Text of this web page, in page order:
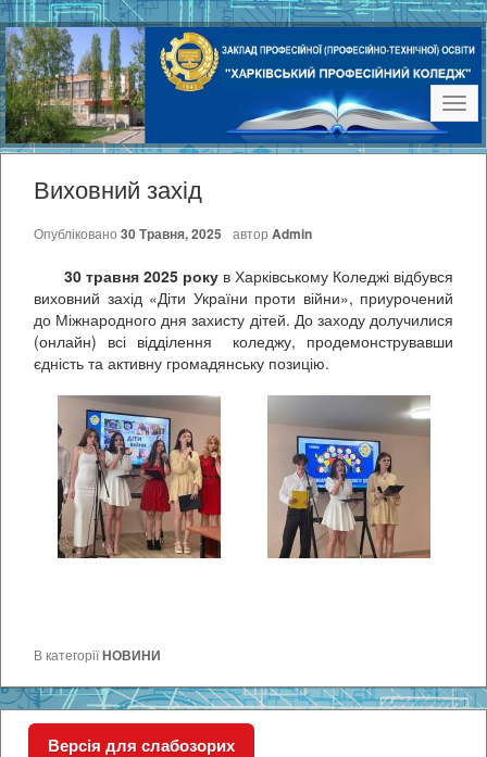
Виховний захід
Опубліковано 30 Травня, 2025 автор Admin
30 травня 2025 року в Харківському Коледжі відбувся
виховний захід «Діти України проти війни», приурочений
до Міжнародного дня захисту дітей. До заходу долучилися
(онлайн) всі відділення коледжу, продемонструвавши
єдність та активну громадянську позицію.
В категоріїНОВИНИ
Версія для слабозорих